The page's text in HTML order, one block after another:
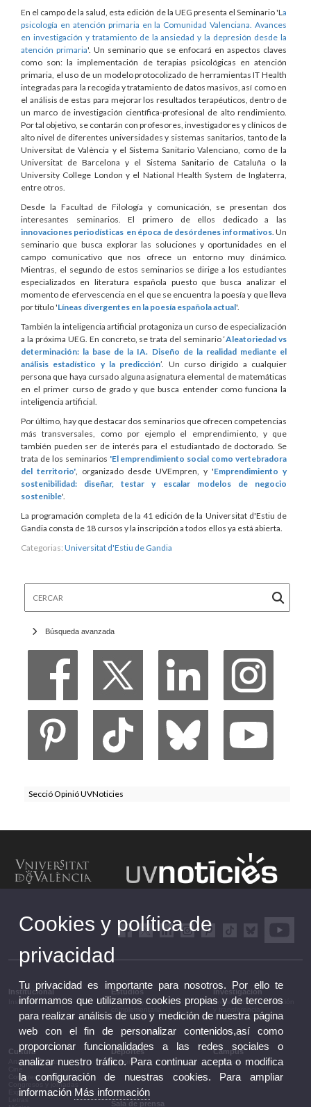
En el campo de la salud, esta edición de la UEG presenta el Seminario 'L a
psicología en atención primaria en la Comunidad Valenciana. Avances
en investigación y tratamiento de la ansiedad y la depresión desde la
atención primaria'. Un seminario que se enfocará en aspectos claves
como son: la implementación de terapias psicológicas en atención
primaria, el uso de un modelo protocolizado de herramientas IT Health
integradas para la recogida y tratamiento de datos masivos, así como en
el análisis de estas para mejorar los resultados terapéuticos, dentro de
un marco de investigación científica-profesional de alto rendimiento.
Por tal objetivo, se contarán con profesores, investigadores y clínicos de
alto nivel de diferentes universidades y sistemas sanitarios, tanto de la
Universitat de València y el Sistema Sanitario Valenciano, como de la
Universitat de Barcelona y el Sistema Sanitario de Cataluña o la
University College London y el National Health System de Inglaterra,
entre otros.
Desde la Facultad de Filología y comunicación, se presentan dos
interesantes seminarios. El primero de ellos dedicado a las
innovaciones periodísticas en época de desórdenes informativos. Un
seminario que busca explorar las soluciones y oportunidades en el
campo comunicativo que nos ofrece un entorno muy dinámico.
Mientras, el segundo de estos seminarios se dirige a los estudiantes
especializados en literatura española puesto que busca analizar el
momento de efervescencia en el que se encuentra la poesía y que lleva
por título 'Líneas divergentes en la poesía española actual'.
También la inteligencia artificial protagoniza un curso de especialización
a la próxima UEG. En concreto, se trata del seminario ‘Aleatoriedad vs
determinación: la base de la IA. Diseño de la realidad mediante el
análisis estadístico y la predicción’. Un curso dirigido a cualquier
persona que haya cursado alguna asignatura elemental de matemáticas
en el primer curso de grado y que busca entender como funciona la
inteligencia artificial.
Por último, hay que destacar dos seminarios que ofrecen competencias
más transversales, como por ejemplo el emprendimiento, y que
también pueden ser de interés para el estudiantado de doctorado. Se
trata de los seminarios 'El emprendimiento social como vertebradora
del territorio' , organizado desde UVEmpren, y 'Emprendimiento y
sostenibilidad: diseñar, testar y escalar modelos de negocio
sostenible'.
La programación completa de la 41 edición de la Universitat d'Estiu de
Gandia consta de 18 cursos y la inscripción a todos ellos ya está abierta.
Categorias: Universitat d'Estiu de Gandia
Búsqueda avanzada
Secció Opinió UVNoticies
Institucional
Institucional
Estudios
Estudios y formación
Investigación
Investigación, innovación
Cultura
Artes escénicas
Conferencias y debates
Congresos y jornadas
Exposiciones
Deportes
Deportes
Campus
Campus
Sala de prensa
Cookies y política de
privacidad
Tu privacidad es importante para nosotros. Por ello te
informamos que utilizamos cookies propias y de terceros
para realizar análisis de uso y medición de nuestra página
web con el fin de personalizar contenidos,así como
proporcionar funcionalidades a las redes sociales o
analizar nuestro tráfico. Para continuar acepta o modifica
la configuración de nuestras cookies. Para ampliar
información Más información